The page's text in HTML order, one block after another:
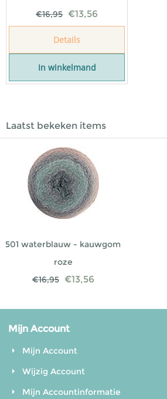
€16,95 €13,56
Details
In winkelmand
Laatst bekeken items
501 waterblauw - kauwgom
roze
€16,95 €13,56
Mijn Account
Mijn Account
Wijzig Account
Mijn Accountinformatie